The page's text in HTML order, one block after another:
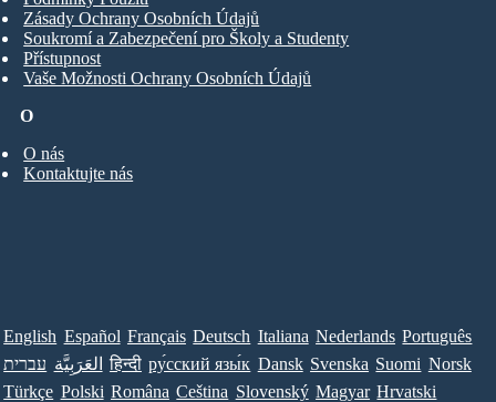
O
O nás
Kontaktujte nás
Zásady Ochrany Osobních Údajů
Soukromí a Zabezpečení pro Školy a Studenty
Přístupnost
Vaše Možnosti Ochrany Osobních Údajů
English Español Français Deutsch Italiana Nederlands Português
עברית العَرَبِيَّة हिन्दी ру́сский язы́к Dansk Svenska Suomi Norsk
Türkçe Polski Româna Ceština Slovenský Magyar Hrvatski